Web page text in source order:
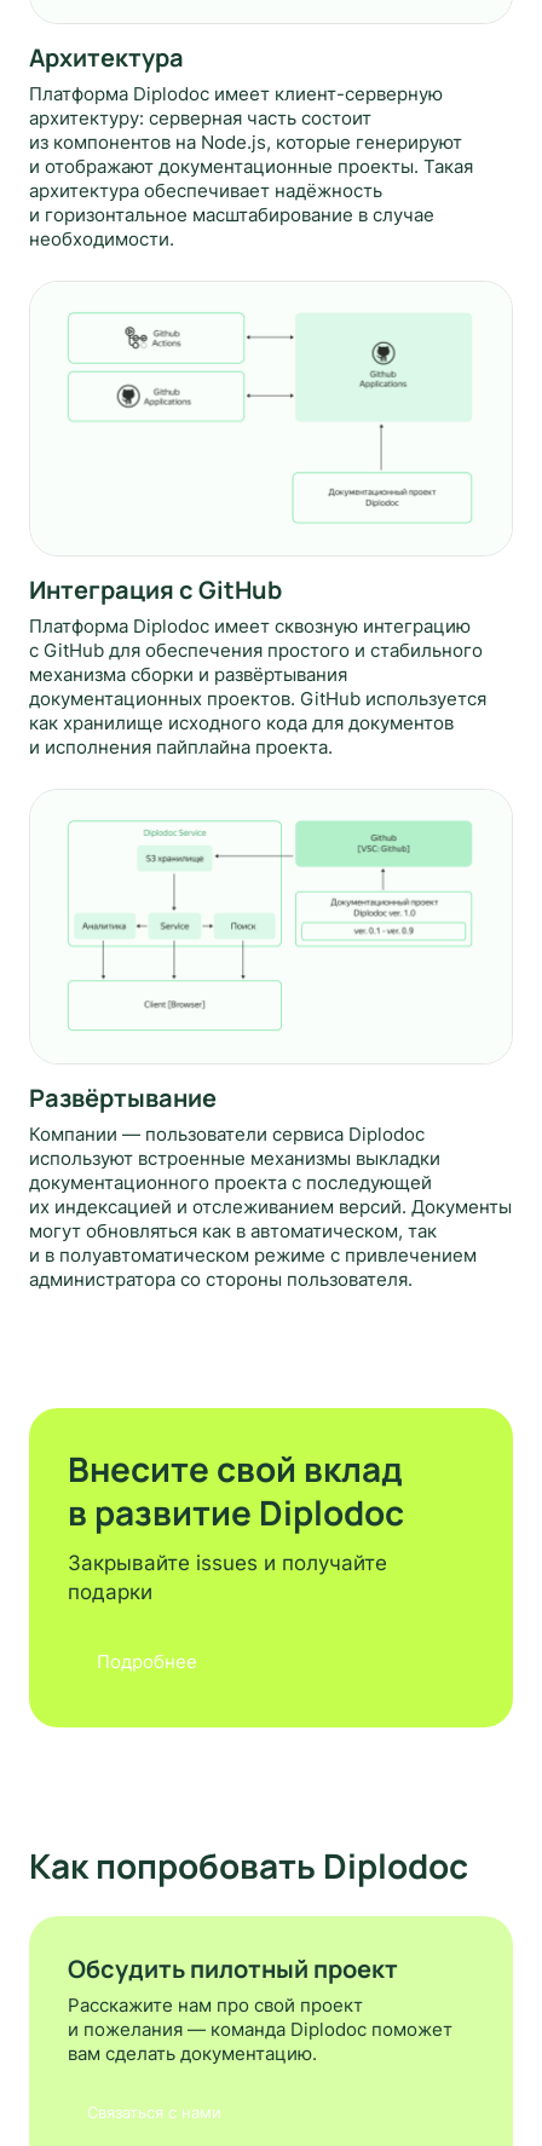
Архитектура
Платформа Diplodoc имеет клиент-серверную
архитектуру: серверная часть состоит
из компонентов на Node.js, которые генерируют
и отображают документационные проекты. Такая
архитектура обеспечивает надёжность
и горизонтальное масштабирование в случае
необходимости.
Интеграция с GitHub
Платформа Diplodoc имеет сквозную интеграцию
с GitHub для обеспечения простого и стабильного
механизма сборки и развёртывания
документационных проектов. GitHub используется
как хранилище исходного кода для документов
и исполнения пайплайна проекта.
Развёртывание
Компании — пользователи сервиса Diplodoc
используют встроенные механизмы выкладки
документационного проекта с последующей
их индексацией и отслеживанием версий. Документы
могут обновляться как в автоматическом, так
и в полуавтоматическом режиме с привлечением
администратора со стороны пользователя.
Внесите свой вклад
в развитие Diplodoc
Закрывайте issues и получайте
подарки
Подробнее
Как попробовать Diplodoc
Обсудить пилотный проект
Расскажите нам про свой проект
и пожелания — команда Diplodoc поможет
вам сделать документацию.
Связаться с нами